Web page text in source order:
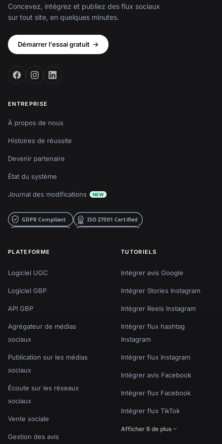
Concevez, intégrez et publiez des flux sociaux
sur tout site, en quelques minutes.
Démarrer l'essai gratuit →
ENTREPRISE
À propos de nous
Histoires de réussite
Devenir partenaire
État du système
Journal des modifications NEW
PLATEFORME
Logiciel UGC
Logiciel GBP
API GBP
Agrégateur de médias
sociaux
Publication sur les médias
sociaux
Écoute sur les réseaux
sociaux
Vente sociale
Gestion des avis
TUTORIELS
Intégrer avis Google
Intégrer Stories Instagram
Intégrer Reels Instagram
Intégrer flux hashtag
Instagram
Intégrer flux Instagram
Intégrer avis Facebook
Intégrer flux Facebook
Intégrer flux TikTok
Afficher 8 de plus